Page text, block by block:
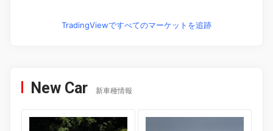
TradingViewですべてのマーケットを追跡
New Car 新車種情報